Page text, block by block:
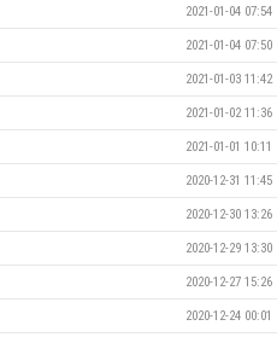
2021-01-04 07:54
2021-01-04 07:50
2021-01-03 11:42
2021-01-02 11:36
2021-01-01 10:11
2020-12-31 11:45
2020-12-30 13:26
2020-12-29 13:30
2020-12-27 15:26
2020-12-24 00:01